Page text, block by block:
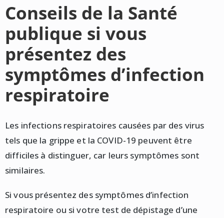
Conseils de la Santé
publique si vous
présentez des
symptômes d’infection
respiratoire
Les infections respiratoires causées par des virus
tels que la grippe et la COVID-19 peuvent être
difficiles à distinguer, car leurs symptômes sont
similaires.
Si vous présentez des symptômes d’infection
respiratoire ou si votre test de dépistage d’une